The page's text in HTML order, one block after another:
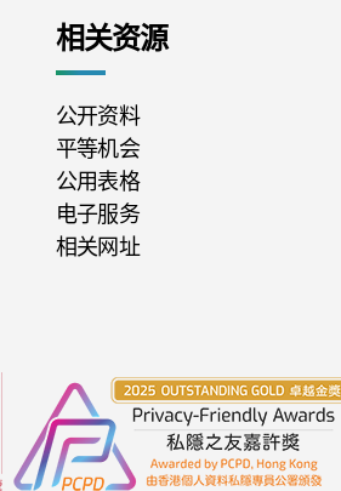
相关资源
公开资料
平等机会
公用表格
电子服务
相关网址